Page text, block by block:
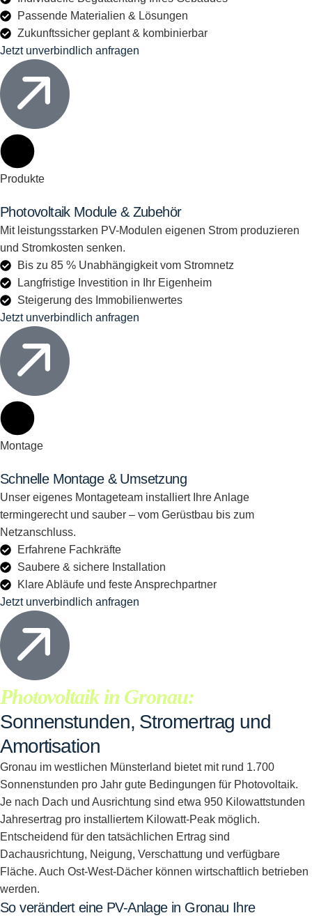
Passende Materialien & Lösungen
Zukunftssicher geplant & kombinierbar
Jetzt unverbindlich anfragen
Produkte
Photovoltaik Module & Zubehör
Mit leistungsstarken PV-Modulen eigenen Strom produzieren
und Stromkosten senken.
Bis zu 85 % Unabhängigkeit vom Stromnetz
Langfristige Investition in Ihr Eigenheim
Steigerung des Immobilienwertes
Jetzt unverbindlich anfragen
Montage
Schnelle Montage & Umsetzung
Unser eigenes Montageteam installiert Ihre Anlage
termingerecht und sauber – vom Gerüstbau bis zum
Netzanschluss.
Erfahrene Fachkräfte
Saubere & sichere Installation
Klare Abläufe und feste Ansprechpartner
Jetzt unverbindlich anfragen
Photovoltaik in Gronau:
Sonnenstunden, Stromertrag und
Amortisation
Gronau im westlichen Münsterland bietet mit rund 1.700
Sonnenstunden pro Jahr gute Bedingungen für Photovoltaik.
Je nach Dach und Ausrichtung sind etwa 950 Kilowattstunden
Jahresertrag pro installiertem Kilowatt-Peak möglich.
Entscheidend für den tatsächlichen Ertrag sind
Dachausrichtung, Neigung, Verschattung und verfügbare
Fläche. Auch Ost-West-Dächer können wirtschaftlich betrieben
werden.
So verändert eine PV-Anlage in Gronau Ihre